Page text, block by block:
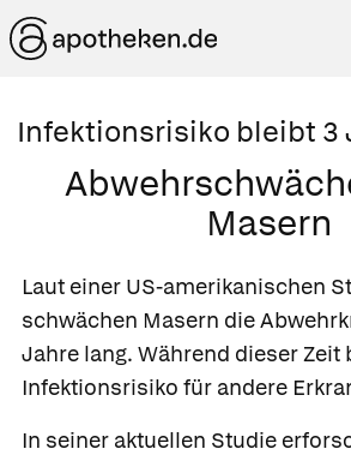
Infektionsrisiko bleibt 3
Masern
Laut einer US-amerikanischen
schwächen Masern die
Jahre lang. Während dieser Zeit
Infektionsrisiko für andere
In seiner aktuellen Studie